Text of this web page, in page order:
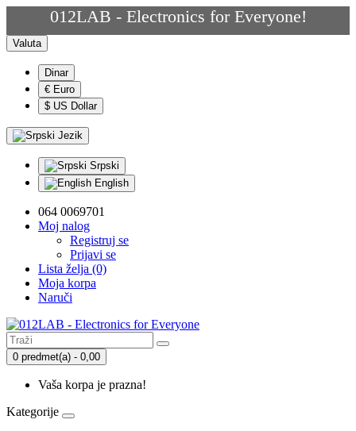
012LAB - Electronics for Everyone!
Valuta
Dinar
€ Euro
$ US Dollar
Jezik
Srpski
English
064 0069701
Moj nalog
Registruj se
Prijavi se
Lista želja (0)
Moja korpa
Naruči
0 predmet(a) - 0,00
Vaša korpa je prazna!
Kategorije